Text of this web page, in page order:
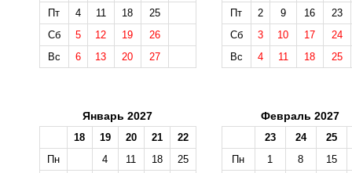
Пт
4 11 18
25
Сб
5 12 19
26
Вс
6 13 20 27
Пт
2 9 16
23
Сб
3 10 17
24
Вс
4 11 18 25
Январь 2027
18 19 20 21
22
Пн
4 11 18
25
Февраль 2027
23 24
25
Пн
1 8
15